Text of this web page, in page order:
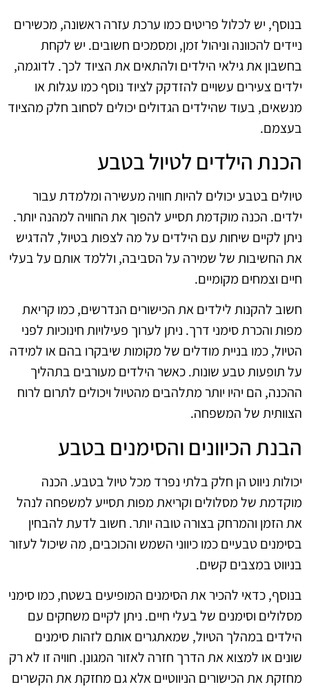
בנוסף, יש לכלול פריטים כמו ערכת עזרה ראשונה, מכשירים
ניידים להכוונה וניהול זמן, ומסמכים חשובים. יש לקחת
בחשבון את גילאי הילדים ולהתאים את הציוד לכך. לדוגמה,
ילדים צעירים עשויים להזדקק לציוד נוסף כמו עגלות או
מנשאים, בעוד שהילדים הגדולים יכולים לסחוב חלק מהציוד
בעצמם.
הכנת הילדים לטיול בטבע
טיולים בטבע יכולים להיות חוויה מעשירה ומלמדת עבור
ילדים. הכנה מוקדמת תסייע להפוך את החוויה למהנה יותר.
ניתן לקיים שיחות עם הילדים על מה לצפות בטיול, להדגיש
את החשיבות של שמירה על הסביבה, וללמד אותם על בעלי
חיים וצמחים מקומיים.
חשוב להקנות לילדים את הכישורים הנדרשים, כמו קריאת
מפות והכרת סימני דרך. ניתן לערוך פעילויות חינוכיות לפני
הטיול, כמו בניית מודלים של מקומות שיבקרו בהם או למידה
על תופעות טבע שונות. כאשר הילדים מעורבים בתהליך
ההכנה, הם יהיו יותר מתלהבים מהטיול ויכולים לתרום לרוח
הצוותית של המשפחה.
הבנת הכיוונים והסימנים בטבע
יכולות ניווט הן חלק בלתי נפרד מכל טיול בטבע. הכנה
מוקדמת של מסלולים וקריאת מפות תסייע למשפחה לנהל
את הזמן והמרחק בצורה טובה יותר. חשוב לדעת להבחין
בסימנים טבעיים כמו כיווני השמש והכוכבים, מה שיכול לעזור
בניווט במצבים קשים.
בנוסף, כדאי להכיר את הסימנים המופיעים בשטח, כמו סימני
מסלולים וסימנים של בעלי חיים. ניתן לקיים משחקים עם
הילדים במהלך הטיול, שמאתגרים אותם לזהות סימנים
שונים או למצוא את הדרך חזרה לאזור המגונן. חוויה זו לא רק
מחזקת את הכישורים הניווטיים אלא גם מחזקת את הקשרים